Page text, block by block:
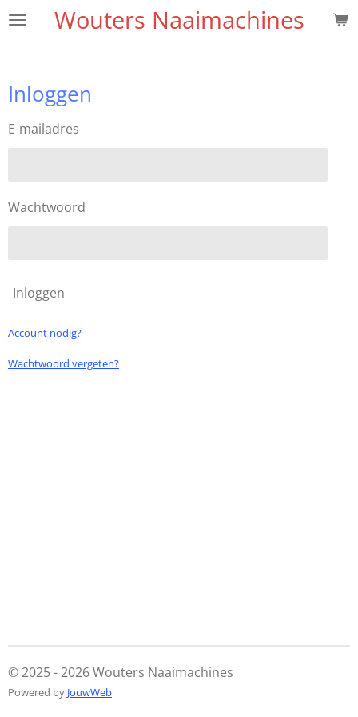
Ga
hoofdinhoud
Wouters Naaimachines
Inloggen
E-mailadres
Wachtwoord
Inloggen
Account nodig?
Wachtwoord vergeten?
© 2025 - 2026 Wouters Naaimachines
Powered by JouwWeb